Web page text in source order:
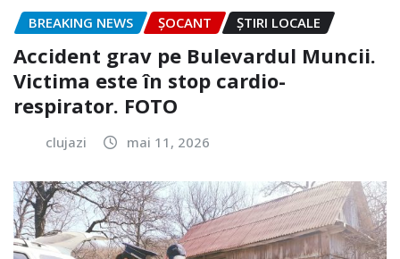
BREAKING NEWS ȘOCANT ȘTIRI LOCALE
Accident grav pe Bulevardul Muncii.
Victima este în stop cardio-
respirator. FOTO
clujazi mai 11, 2026